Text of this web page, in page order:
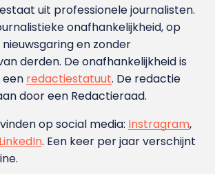
uit professionele journalisten.
onafhankelijkheid, op
en zonder
derden. De onafhankelijkheid is
redactiestatuut. De redactie
door een Redactieraad.
op social media: Instragram,
LinkedIn. Een keer per jaar verschijnt